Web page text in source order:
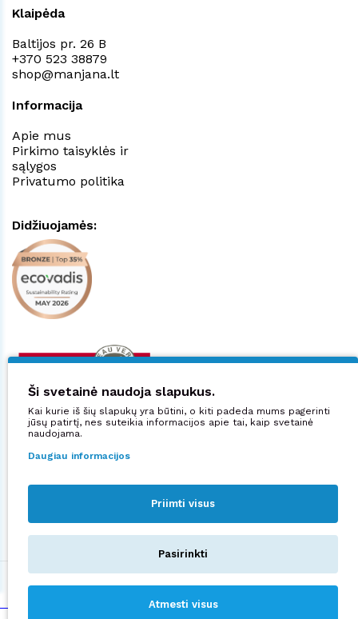
Klaipėda
Baltijos pr. 26 B
+370 523 38879
shop@manjana.lt
Informacija
Apie mus
Pirkimo taisyklės ir
sąlygos
Privatumo politika
Didžiuojamės:
Sekite mus:
©2026 UAB "Manjana".Privatumo politika
NEXINNO.TECH
Ši svetainė naudoja slapukus.
Kai kurie iš šių slapukų yra būtini, o kiti padeda mums pagerinti
jūsų patirtį, nes suteikia informacijos apie tai, kaip svetainė
naudojama.
Daugiau informacijos
Priimti visus
Pasirinkti
Atmesti visus